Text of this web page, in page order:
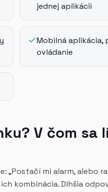
jednej aplikácii
Mobilná aplikácia,
ovládanie
V čom sa
„Postačí mi alarm, alebo
kombinácia. Dlhšia